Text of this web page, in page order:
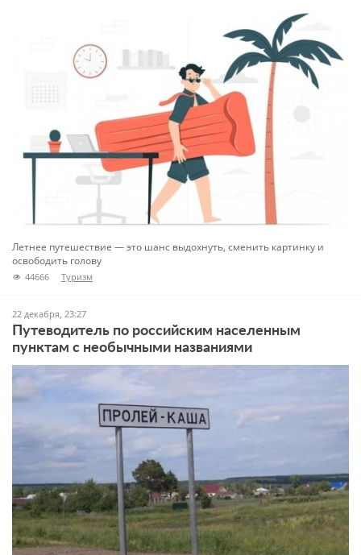
Летнее путешествие — это шанс выдохнуть, сменить картинку и
освободить голову
44666 Туризм
22 декабря, 23:27
Путеводитель по российским населенным
пунктам с необычными названиями